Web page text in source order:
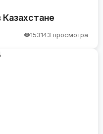
153143 просмотра